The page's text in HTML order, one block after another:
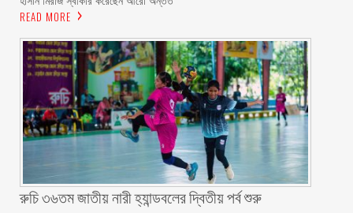
READ MORE
রুচি ৩৬তম জাতীয় নারী হ্যান্ডবলের দ্বিতীয় পর্ব শুরু